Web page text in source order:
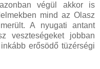
végül akkor is
mind az Olasz
A nyugati antant
veszteségeket jobban
erősödő tüzérségi